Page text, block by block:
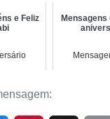
e Feliz